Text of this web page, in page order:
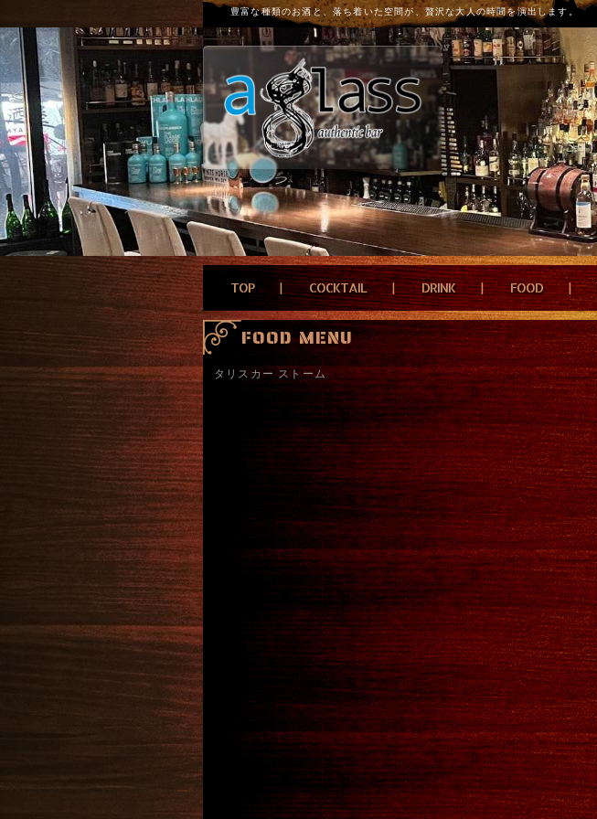
豊富な種類のお酒と、落ち着いた空間が、贅沢な大人の時間を演出します。
TOP COCKTAIL DRINK FOOD
FOOD MENU
タリスカー ストーム